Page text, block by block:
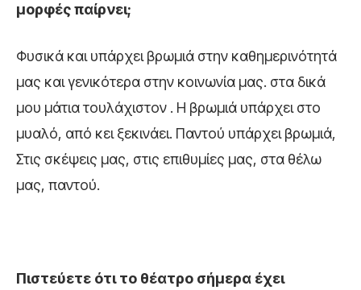
μορφές παίρνει;
Φυσικά και υπάρχει βρωμιά στην καθημερινότητά
μας και γενικότερα στην κοινωνία μας. στα δικά
μου μάτια τουλάχιστον . Η βρωμιά υπάρχει στο
μυαλό, από κει ξεκινάει. Παντού υπάρχει βρωμιά,
Στις σκέψεις μας, στις επιθυμίες μας, στα θέλω
μας, παντού.
Πιστεύετε ότι το θέατρο σήμερα έχει